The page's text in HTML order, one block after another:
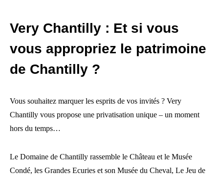
Very Chantilly : Et si vous
vous appropriez le patrimoine
de Chantilly ?
Vous souhaitez marquer les esprits de vos invités ? Very
Chantilly vous propose une privatisation unique – un moment
hors du temps…
Le Domaine de Chantilly rassemble le Château et le Musée
Condé, les Grandes Ecuries et son Musée du Cheval, Le Jeu de